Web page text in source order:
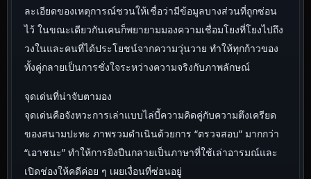
ละเอียดของเหตุการณ์ชวนให้เชื่อว่ามีข้อมูลบางส่วนที่ถูกซ่อน
ไว้ ในขณะเดียวกันเคนก็พยายามมองความเชื่อมโยงที่โยงไปถึง
วงในและคนที่ได้ประโยชน์จากความวุ่นวาย ทำให้ทุกก้าวของ
ทั้งคู่กลายเป็นการชั่งใจระหว่างความจริงกับภาพลักษณ์
จุดเด่นที่น่าจับตามอง
จุดเด่นคือจังหวะการเล่าแบบไล่บี้ความคิดคู่กับความตึงเครียด
ของสนามปะทะ ภาพรวมดำเนินด้วยการ “ตรวจสอบ” มากกว่า
“เอาชนะ” ทำให้การยิงปืนกลายเป็นภาษาที่ใช้เล่าอารมณ์และ
เปิดช่องให้คดีค่อย ๆ เผยเงื่อนที่ซ่อนอยู่